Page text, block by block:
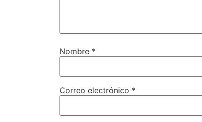
Nombre *
Correo electrónico *